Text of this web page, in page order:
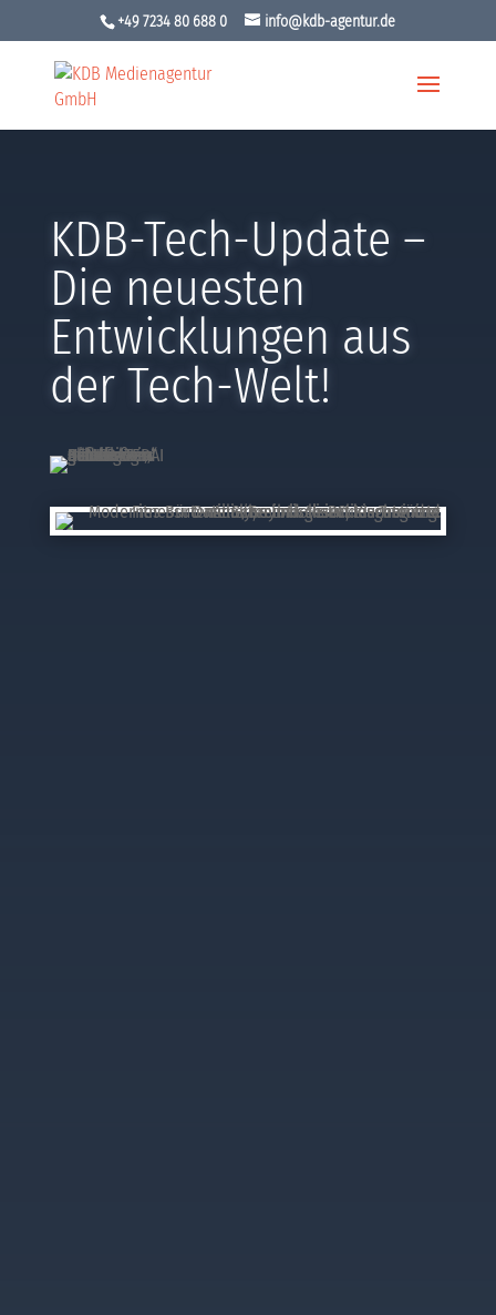
+49 7234 80 688 0 info@kdb-agentur.de
KDB-Tech-Update –
Die neuesten
Entwicklungen aus
der Tech-Welt!